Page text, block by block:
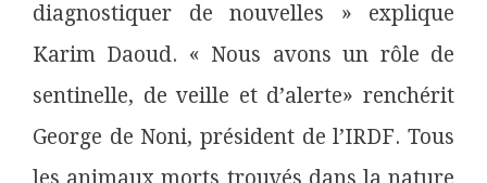
diagnostiquer de nouvelles » explique
Karim Daoud. « Nous avons un rôle de
sentinelle, de veille et d’alerte» renchérit
George de Noni, président de l’IRDF. Tous